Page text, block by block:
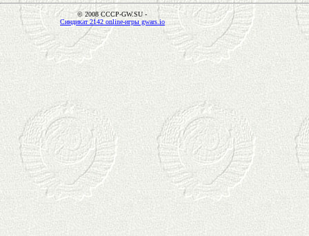
© 2008 CCCP-GW.SU -
Синдикат 2142 online-игры gwars.io